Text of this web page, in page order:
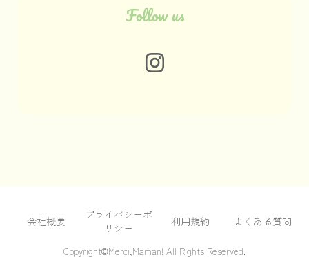
Follow us
会社概要
プライバシーポ
リシー
利用規約 よくある質問
Copyright©Merci,Maman! All Rights Reserved.